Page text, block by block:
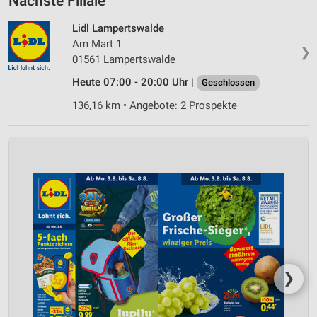
❯
Lidl Lampertswalde
Am Mart 1
01561 Lampertswalde
Heute 07:00 - 20:00 Uhr |
Geschlossen
136,16 km • Angebote: 2 Prospekte
❯